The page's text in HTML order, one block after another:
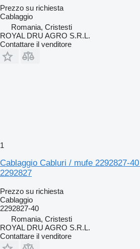
Prezzo su richiesta
Cablaggio
Romania, Cristesti
ROYAL DRU AGRO S.R.L.
Contattare il venditore
1
Cablaggio Cabluri / mufe 2292827-
2292827
Prezzo su richiesta
Cablaggio
2292827-40
Romania, Cristesti
ROYAL DRU AGRO S.R.L.
Contattare il venditore